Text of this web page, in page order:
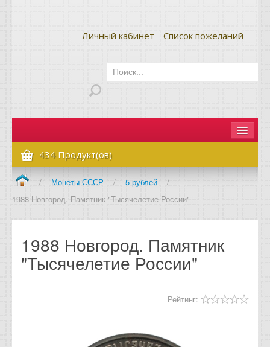
Личный кабинет Список пожеланий
Главная
Как сделать заказ
Оплата и доставка
Вопрос-ответ
434 Продукт(ов)
/ Монеты СССР / 5 рублей
/
1988 Новгород. Памятник "Тысячелетие России"
1988 Новгород. Памятник
"Тысячелетие России"
Рейтинг: